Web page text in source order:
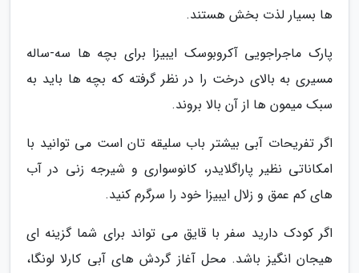
ها بسیار لذت بخش هستند.
پارک ماجراجویی آکروبوسک ایبیزا برای بچه ها سه-ساله
مسیری به بالای درخت را در نظر گرفته که بچه ها باید به
سبک میمون ها از آن بالا بروند.
اگر تفریحات آبی بیشتر باب سلیقه تان است می توانید با
امکاناتی نظیر پاراگلایدر، کانوسواری و شیرجه زنی در آب
های کم عمق و زلال ایبیزا خود را سرگرم کنید.
اگر کودک دارید سفر با قایق می تواند برای شما گزینه ای
هیجان انگیز باشد. محل آغاز گردش های آبی کارلا لونگا،